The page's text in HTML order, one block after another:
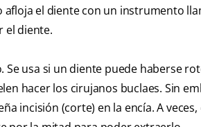
el diente con un instrumento
el diente.
usa si un diente puede haberse
hacer los cirujanos buclaes. Sin
incisión (corte) en la encía. A